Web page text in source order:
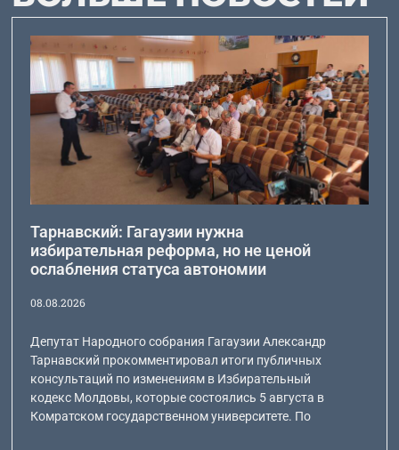
Тарнавский: Гагаузии нужна
избирательная реформа, но не ценой
ослабления статуса автономии
08.08.2026
Депутат Народного собрания Гагаузии Александр
Тарнавский прокомментировал итоги публичных
консультаций по изменениям в Избирательный
кодекс Молдовы, которые состоялись 5 августа в
Комратском государственном университете. По